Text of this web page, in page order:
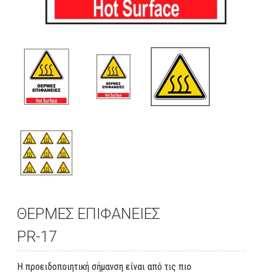
ΘΕΡΜΕΣ ΕΠΙΦΑΝΕΙΕΣ
PR-17
Η προειδοποιητική σήμανση είναι από τις πιο